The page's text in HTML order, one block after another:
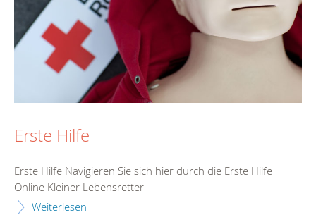
Erste Hilfe
Erste Hilfe Navigieren Sie sich hier durch die Erste Hilfe
Online Kleiner Lebensretter
Weiterlesen